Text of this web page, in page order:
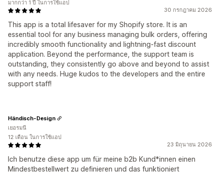
30 กรกฎาคม 2026
This app is a total lifesaver for my Shopify store. It is an
essential tool for any business managing bulk orders, offering
incredibly smooth functionality and lightning-fast discount
application. Beyond the performance, the support team is
outstanding, they consistently go above and beyond to assist
with any needs. Huge kudos to the developers and the entire
support staff!
มากกว่า 1 ปี ในการใช้แอป
23 มิถุนายน 2026
Ich benutze diese app um für meine b2b Kund*innen einen
Mindestbestellwert zu definieren und das funktioniert
Händisch-Design
เยอรมนี
12 เดือน ในการใช้แอป